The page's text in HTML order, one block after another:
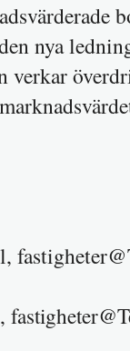
nya